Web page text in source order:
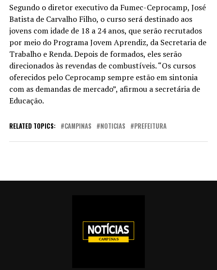
Segundo o diretor executivo da Fumec-Ceprocamp, José
Batista de Carvalho Filho, o curso será destinado aos
jovens com idade de 18 a 24 anos, que serão recrutados
por meio do Programa Jovem Aprendiz, da Secretaria de
Trabalho e Renda. Depois de formados, eles serão
direcionados às revendas de combustíveis. “Os cursos
oferecidos pelo Ceprocamp sempre estão em sintonia
com as demandas de mercado”, afirmou a secretária de
Educação.
RELATED TOPICS: CAMPINAS NOTICIAS PREFEITURA